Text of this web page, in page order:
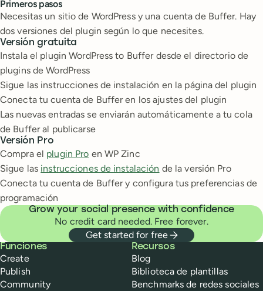
Primeros pasos
Necesitas un sitio de WordPress y una cuenta de Buffer. Hay
dos versiones del plugin según lo que necesites.
Versión gratuita
Instala el plugin WordPress to Buffer desde el directorio de
plugins de WordPress
Sigue las instrucciones de instalación en la página del plugin
Conecta tu cuenta de Buffer en los ajustes del plugin
Las nuevas entradas se enviarán automáticamente a tu cola
de Buffer al publicarse
Versión Pro
Compra el plugin Pro en WP Zinc
Sigue las instrucciones de instalación de la versión Pro
Conecta tu cuenta de Buffer y configura tus preferencias de
programación
Grow your social presence with confidence
No credit card needed. Free forever.
Get started for free
Buffer
Funciones
Create
Publish
Community
Recursos
Blog
Biblioteca de plantillas
Benchmarks de redes sociales